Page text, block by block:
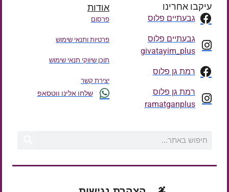
עיקבו אחרינו
גבעתיים פלוס
גבעתיים פלוס
givatayim_plus
רמת גן פלוס
רמת גן פלוס
ramatganplus
אודות
פרסום
פרטיות ותנאי שימוש
תוכן שיווקי תנאי שימוש
יצירת קשר
שלחו אלינו ווטסאפ